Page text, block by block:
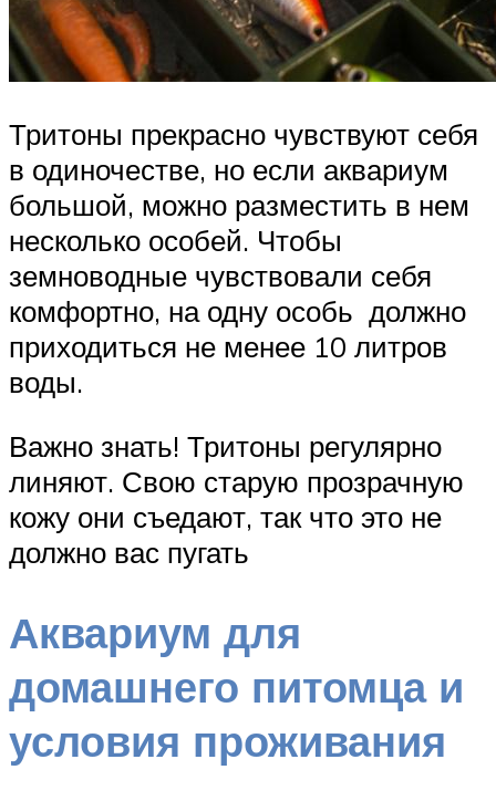
Тритоны прекрасно чувствуют себя
в одиночестве, но если аквариум
большой, можно разместить в нем
несколько особей. Чтобы
земноводные чувствовали себя
комфортно, на одну особь должно
приходиться не менее 10 литров
воды.
Важно знать! Тритоны регулярно
линяют. Свою старую прозрачную
кожу они съедают, так что это не
должно вас пугать
Аквариум для
домашнего питомца и
условия проживания